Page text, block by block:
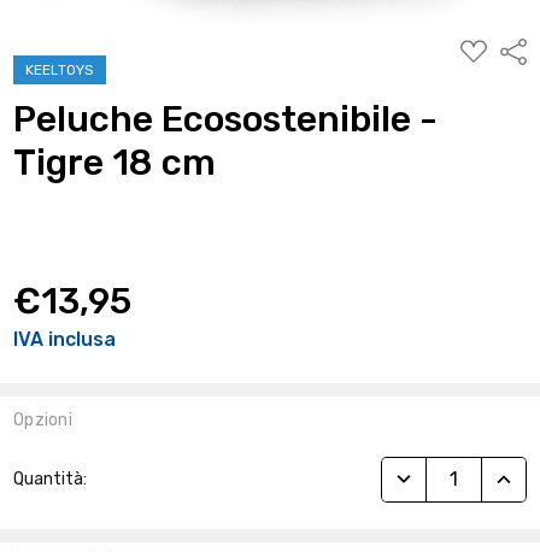
KEELTOYS
ALLA
Peluche Ecosostenibile -
Tigre 18 cm
€13,95
IVA inclusa
Opzioni
Attuale:
Quantità: RIDUCI